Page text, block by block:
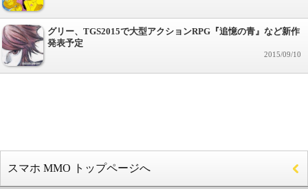
グリー、TGS2015で大型アクションRPG『追憶の青』など新作
発表予定
2015/09/10
スマホ MMO トップページへ